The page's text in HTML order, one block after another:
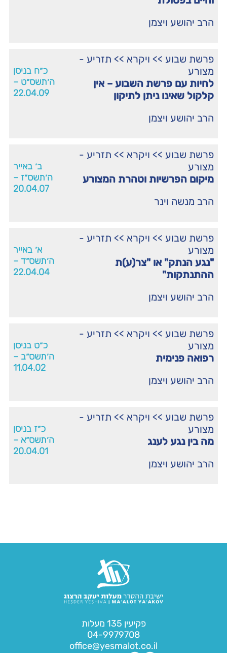
הרב יהושע ויצמן
פרשת שבוע >> ויקרא >> תזריע -
מצורע
לחיות עם פרשת השבוע – אין
קלקול שאינו ניתן לתיקון
הרב יהושע ויצמן
כ״ח בניסן
ה׳תשס״ט –
22.04.09
פרשת שבוע >> ויקרא >> תזריע -
מצורע
מיקום הפרשיות וטהרת המצורע
הרב מנשה וינר
ב׳ באייר
ה׳תשס״ז –
20.04.07
פרשת שבוע >> ויקרא >> תזריע -
מצורע
"נגע הנתק" או "צר(ע)ת
ההתנתקות"
הרב יהושע ויצמן
א׳ באייר
ה׳תשס״ד –
22.04.04
פרשת שבוע >> ויקרא >> תזריע -
מצורע
רפואה פנימית
הרב יהושע ויצמן
כ״ט בניסן
ה׳תשס״ב –
11.04.02
פרשת שבוע >> ויקרא >> תזריע -
מצורע
מה בין נגע לענג
הרב יהושע ויצמן
כ״ז בניסן
ה׳תשס״א –
20.04.01
פקיעין 135 מעלות
04-9979708
office@yesmalot.co.il